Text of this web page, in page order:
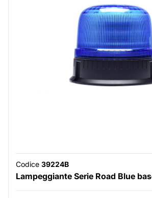
Codice 39224B
Lampeggiante Serie Road Blue